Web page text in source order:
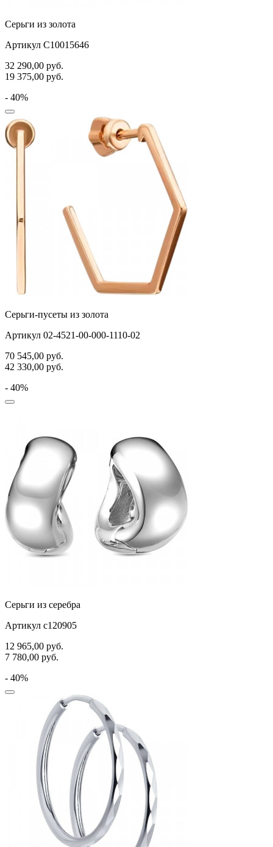
Серьги из золота
Артикул С10015646
32 290,00 руб.
19 375,00 руб.
- 40%
Серьги-пусеты из золота
Артикул 02-4521-00-000-1110-02
70 545,00 руб.
42 330,00 руб.
- 40%
Серьги из серебра
Артикул с120905
12 965,00 руб.
7 780,00 руб.
- 40%